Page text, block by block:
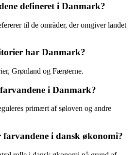
defineret i Danmark?
til de områder, der omgiver landet
har Danmark?
Grønland og Færøerne.
i Danmark?
primært af søloven og andre
i dansk økonomi?